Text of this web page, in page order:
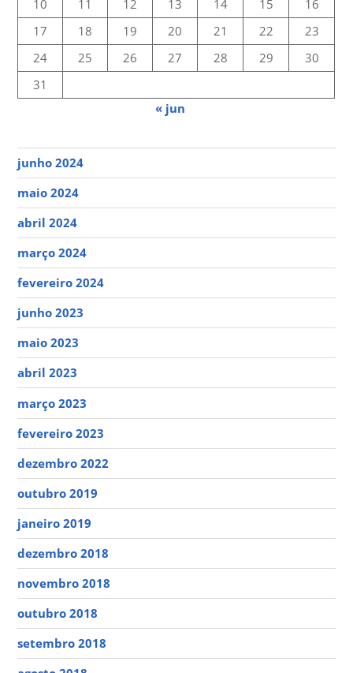
10 11 12 13 14 15
16
17
18 19 20 21 22
23
24
25 26 27 28 29
30
31
« jun
junho 2024
maio 2024
abril 2024
março 2024
fevereiro 2024
junho 2023
maio 2023
abril 2023
março 2023
fevereiro 2023
dezembro 2022
outubro 2019
janeiro 2019
dezembro 2018
novembro 2018
outubro 2018
setembro 2018